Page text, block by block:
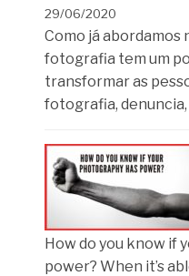
29/06/2020
Como já abordamos
fotografia tem um
transformar as
fotografia, denuncia,
How do you know if
power? When it’s